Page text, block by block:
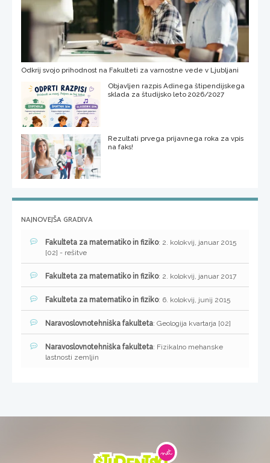
Odkrij svojo prihodnost na Fakulteti za varnostne vede v Ljubljani
Objavljen razpis Adinega štipendijskega
sklada za študijsko leto 2026/2027
Rezultati prvega prijavnega roka za vpis
na faks!
NAJNOVEJŠA GRADIVA
Fakulteta za matematiko in fiziko: 2. kolokvij, januar 2015
[02] - rešitve
Fakulteta za matematiko in fiziko: 2. kolokvij, januar 2017
Fakulteta za matematiko in fiziko: 6. kolokvij, junij 2015
Naravoslovnotehniška fakulteta: Geologija kvartarja [02]
Naravoslovnotehniška fakulteta: Fizikalno mehanske
lastnosti zemljin